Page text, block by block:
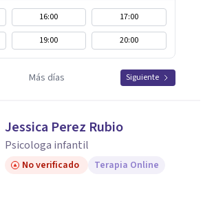
16:00
17:00
19:00 20:00
Más días Siguiente
Jessica Perez Rubio
Psicologa infantil
No verificado Terapia Online